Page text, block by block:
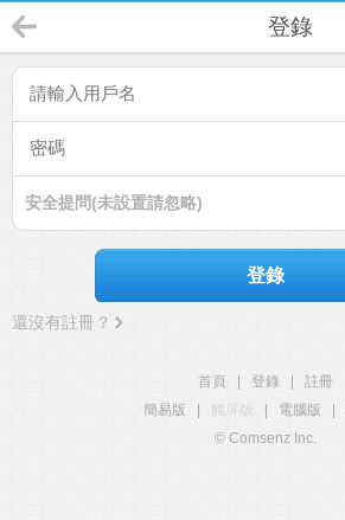
登錄
安全提問(未設置請忽略)
登錄
還沒有註冊？
首頁 登錄
註冊
簡易版
觸屏版 電腦版
© Comsenz Inc.